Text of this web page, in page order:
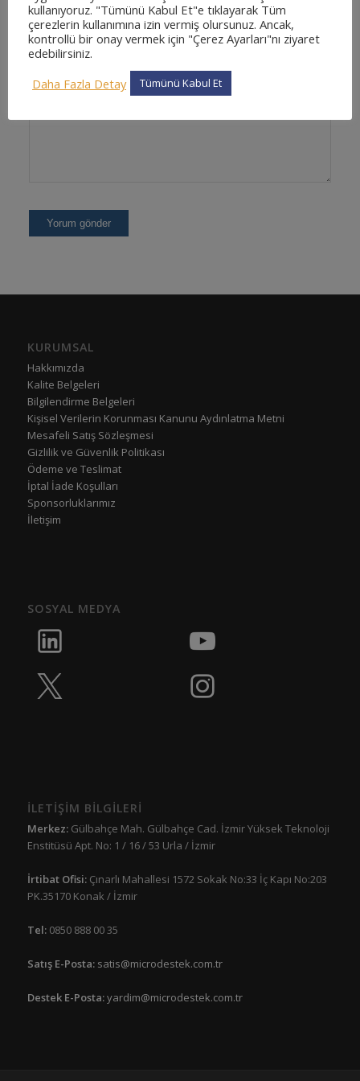
KURUMSAL
Hakkımızda
Kalite Belgeleri
Bilgilendirme Belgeleri
Kişisel Verilerin Korunması Kanunu Aydınlatma Metni
Mesafeli Satış Sözleşmesi
Gizlilik ve Güvenlik Politikası
Ödeme ve Teslimat
İptal İade Koşulları
Sponsorluklarımız
İletişim
SOSYAL MEDYA
İLETİŞİM BİLGİLERİ
Merkez:Gülbahçe Mah. Gülbahçe Cad. İzmir Yüksek Teknoloji
Enstitüsü Apt. No: 1 / 16 / 53 Urla / İzmir
İrtibat Ofisi: Çınarlı Mahallesi 1572 Sokak No:33 İç Kapı No:203
PK.35170 Konak / İzmir
Tel:0850 888 00 35
Satış E-Posta: satis@microdestek.com.tr
Destek E-Posta:yardim@microdestek.com.tr
kullanıyoruz. "Tümünü Kabul Et"e tıklayarak Tüm
çerezlerin kullanımına izin vermiş olursunuz. Ancak,
kontrollü bir onay vermek için "Çerez Ayarları"nı ziyaret
edebilirsiniz.
Daha Fazla Detay
Tümünü Kabul Et